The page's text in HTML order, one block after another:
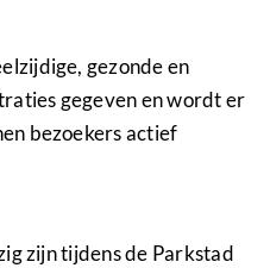
gezonde en
gegeven en wordt er
bezoekers actief
zijn tijdens de Parkstad